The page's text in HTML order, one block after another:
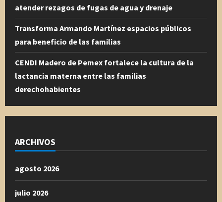
atender rezagos de fugas de agua y drenaje
Transforma Armando Martínez espacios públicos
para beneficio de las familias
CENDI Madero de Pemex fortalece la cultura de la
lactancia materna entre las familias
derechohabientes
ARCHIVOS
agosto 2026
julio 2026